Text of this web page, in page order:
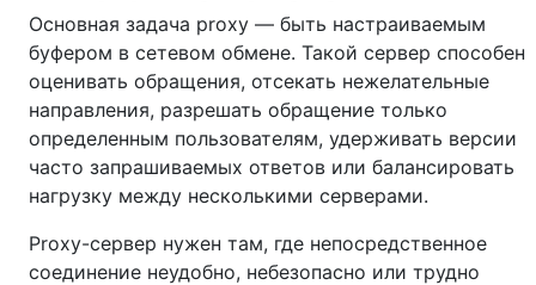
Основная задача proxy — быть настраиваемым
буфером в сетевом обмене. Такой сервер способен
оценивать обращения, отсекать нежелательные
направления, разрешать обращение только
определенным пользователям, удерживать версии
часто запрашиваемых ответов или балансировать
нагрузку между несколькими серверами.
Proxy-сервер нужен там, где непосредственное
соединение неудобно, небезопасно или трудно